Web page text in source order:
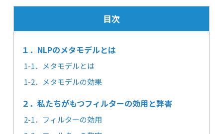
目次
１．NLPのメタモデルとは
1-1．メタモデルとは
1-2．メタモデルの効果
２．私たちがもつフィルターの効用と弊害
2-1．フィルターの効用